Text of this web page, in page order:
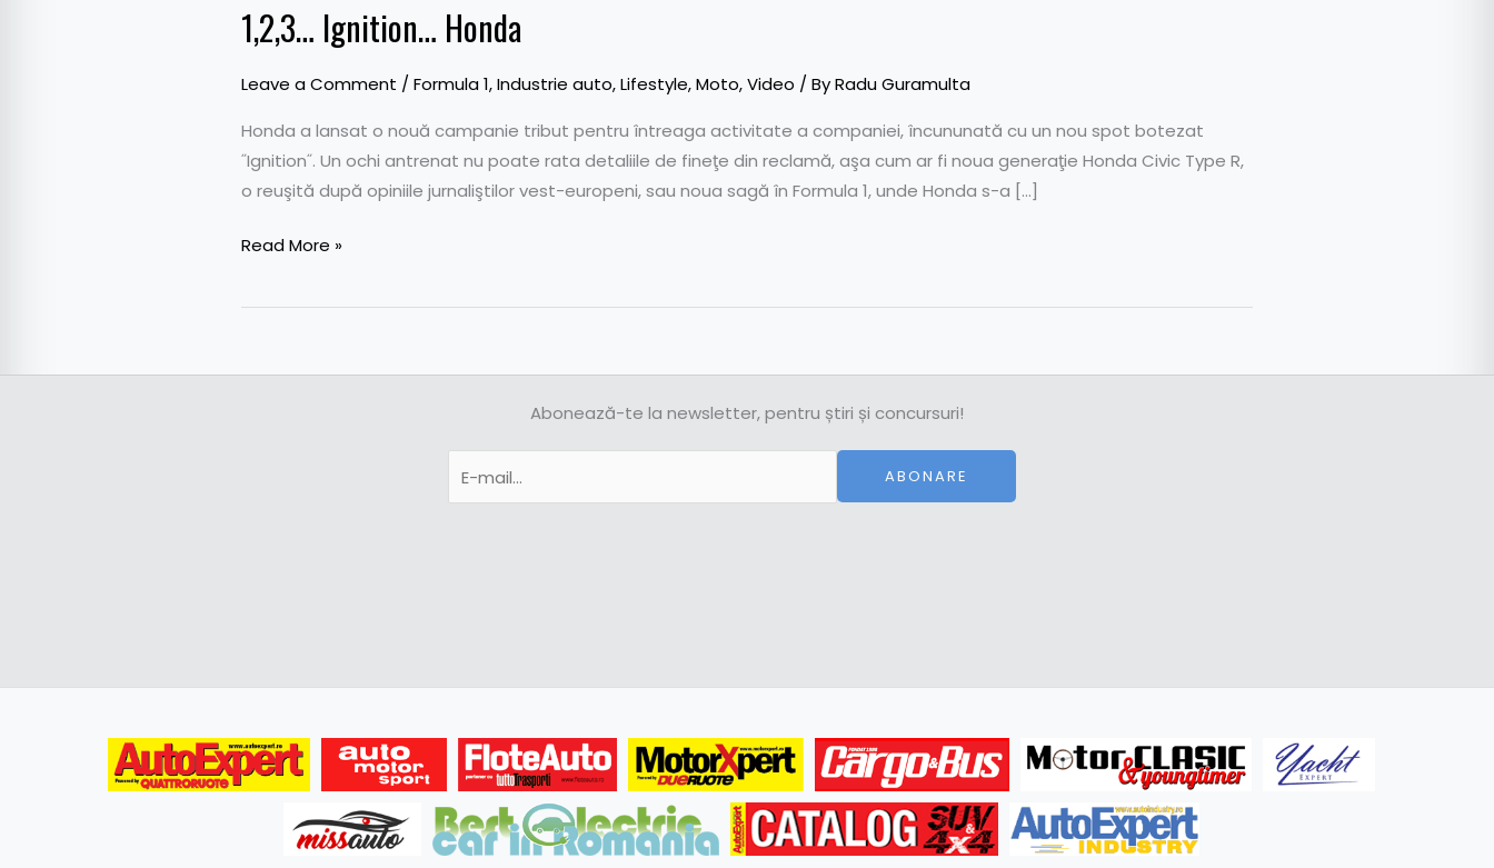
1,2,3… Ignition… Honda
Leave a Comment / Formula 1,Industrie auto,Lifestyle,Moto,Video / ByRadu Guramulta
Honda a lansat o nouă campanie tribut pentru întreaga activitate a companiei, încununată cu un nou spot botezat
˝Ignition˝. Un ochi antrenat nu poate rata detaliile de fineţe din reclamă, aşa cum ar fi noua generaţie Honda Civic Type R,
o reuşită după opiniile jurnaliştilor vest-europeni, sau noua sagă în Formula 1, unde Honda s-a […]
Read More »
Abonează-te la newsletter, pentru știri și concursuri!
ABONARE